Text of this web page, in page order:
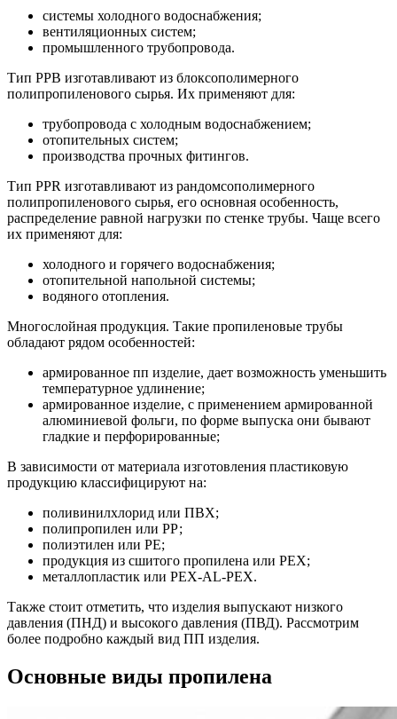
системы холодного водоснабжения;
вентиляционных систем;
промышленного трубопровода.
Тип РРВ изготавливают из блоксополимерного
полипропиленового сырья. Их применяют для:
трубопровода с холодным водоснабжением;
отопительных систем;
производства прочных фитингов.
Тип РРR изготавливают из рандомсополимерного
полипропиленового сырья, его основная особенность,
распределение равной нагрузки по стенке трубы. Чаще всего
их применяют для:
холодного и горячего водоснабжения;
отопительной напольной системы;
водяного отопления.
Многослойная продукция. Такие пропиленовые трубы
обладают рядом особенностей:
армированное пп изделие, дает возможность уменьшить
температурное удлинение;
армированное изделие, с применением армированной
алюминиевой фольги, по форме выпуска они бывают
гладкие и перфорированные;
В зависимости от материала изготовления пластиковую
продукцию классифицируют на:
поливинилхлорид или ПВХ;
полипропилен или РР;
полиэтилен или РЕ;
продукция из сшитого пропилена или РЕХ;
металлопластик или РЕХ-AL-РЕХ.
Также стоит отметить, что изделия выпускают низкого
давления (ПНД) и высокого давления (ПВД). Рассмотрим
более подробно каждый вид ПП изделия.
Основные виды пропилена